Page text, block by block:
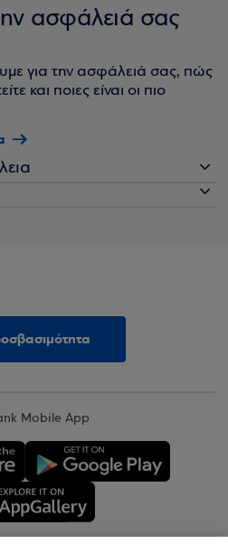
ασφάλειά σας
για την ασφάλειά σας, πώς
και ποιες είναι οι πιο
Mobile App